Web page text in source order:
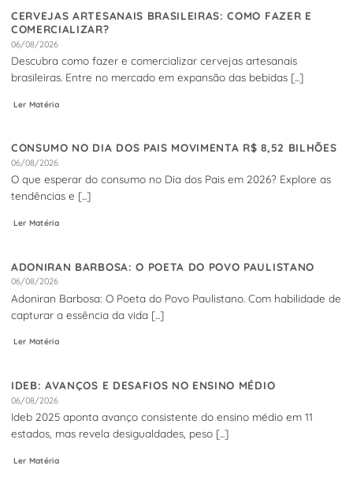
CERVEJAS ARTESANAIS BRASILEIRAS: COMO FAZER E
COMERCIALIZAR?
06/08/2026
Descubra como fazer e comercializar cervejas artesanais
brasileiras. Entre no mercado em expansão das bebidas [...]
Ler Matéria
CONSUMO NO DIA DOS PAIS MOVIMENTA R$ 8,52 BILHÕES
06/08/2026
O que esperar do consumo no Dia dos Pais em 2026? Explore as
tendências e [...]
Ler Matéria
ADONIRAN BARBOSA: O POETA DO POVO PAULISTANO
06/08/2026
Adoniran Barbosa: O Poeta do Povo Paulistano. Com habilidade de
capturar a essência da vida [...]
Ler Matéria
IDEB: AVANÇOS E DESAFIOS NO ENSINO MÉDIO
06/08/2026
Ideb 2025 aponta avanço consistente do ensino médio em 11
estados, mas revela desigualdades, peso [...]
Ler Matéria